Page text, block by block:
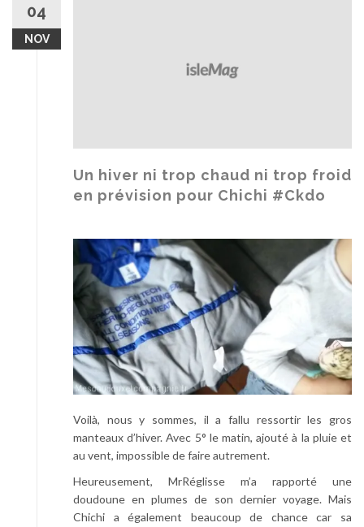
04
NOV
Un hiver ni trop chaud ni trop froid
en prévision pour Chichi #Ckdo
Voilà, nous y sommes, il a fallu ressortir les gros
manteaux d’hiver. Avec 5° le matin, ajouté à la pluie et
au vent, impossible de faire autrement.
Heureusement, MrRéglisse m’a rapporté une
doudoune en plumes de son dernier voyage. Mais
Chichi a également beaucoup de chance car sa